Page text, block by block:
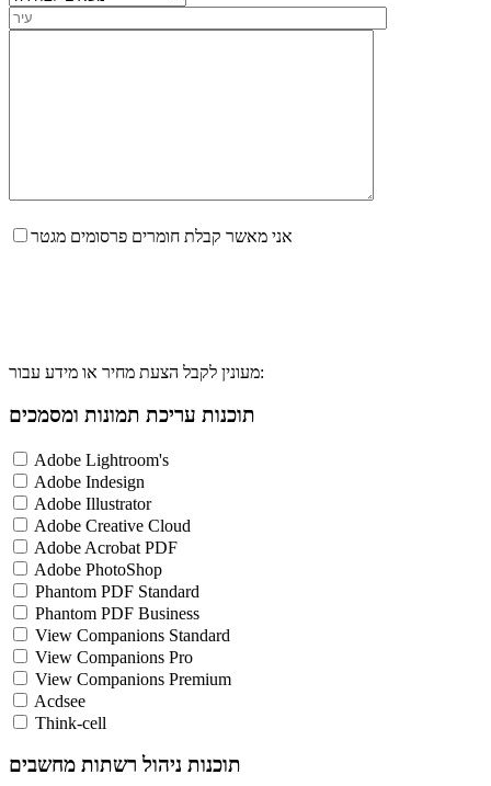
אני מאשר קבלת חומרים פרסומים מגטר
מעונין לקבל הצעת מחיר או מידע עבור:
תוכנות עריכת תמונות ומסמכים
Adobe Lightroom's
Adobe Indesign
Adobe Illustrator
Adobe Creative Cloud
Adobe Acrobat PDF
Adobe PhotoShop
Phantom PDF Standard
Phantom PDF Business
View Companions Standard
View Companions Pro
View Companions Premium
Acdsee
Think-cell
תוכנות ניהול רשתות מחשבים